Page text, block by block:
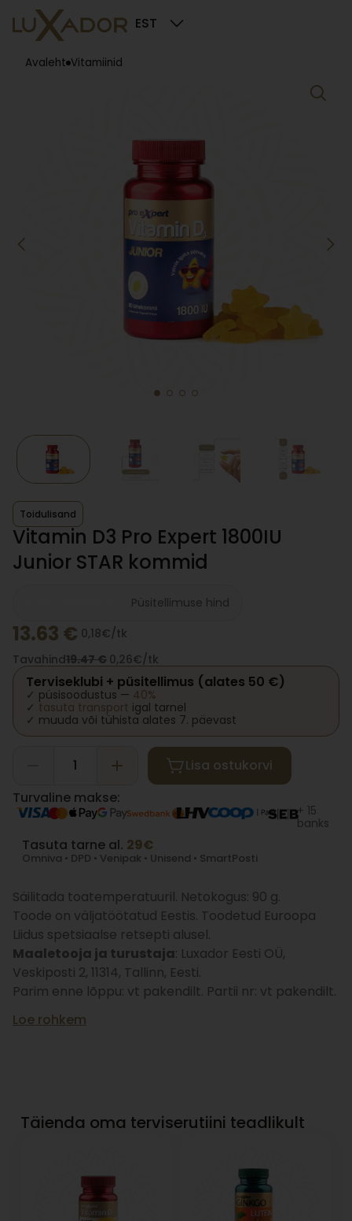
EST
Avaleht Vitamiinid
Toidulisand
Vitamin D3 Pro Expert 1800IU
Junior STAR kommid
Püsitellimuse hind
0,18€/tk
13.63 €
Tavahind19.47€ 0,26€/tk
Terviseklubi + püsitellimus (alates 50 €)
✓ püsisoodustus — 40%
✓ tasuta transport igal tarnel
✓ muuda või tühista alates 7. päevast
Lisa ostukorvi
Turvaline makse:
+ 15
banks
Tasuta tarne al. 29€
Omniva • DPD • Venipak • Unisend • SmartPosti
Säilitada toatemperatuuril. Netokogus: 90 g.
Toode on väljatöötatud Eestis. Toodetud Euroopa
Liidus spetsiaalse retsepti alusel.
Maaletooja ja turustaja: Luxador Eesti OÜ,
Veskiposti 2, 11314, Tallinn, Eesti.
Parim enne lõppu: vt pakendilt. Partii nr: vt pakendilt.
Loe rohkem
Täienda oma terviserutiini teadlikult